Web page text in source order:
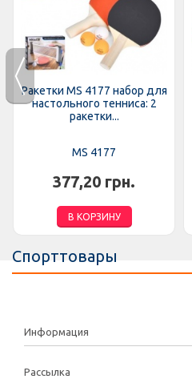
Ракетки MS 4177 набор для
настольного тенниса: 2
ракетки...
MS 4177
377,20 грн.
В КОРЗИНУ
Спорттовары
Информация
Рассылка